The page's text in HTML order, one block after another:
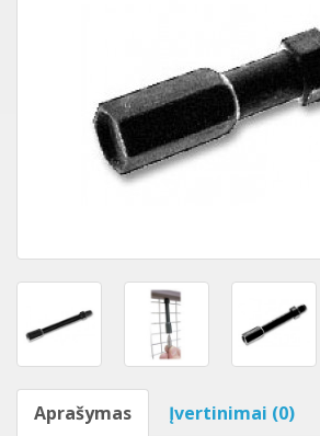
Aprašymas Įvertinimai (0)